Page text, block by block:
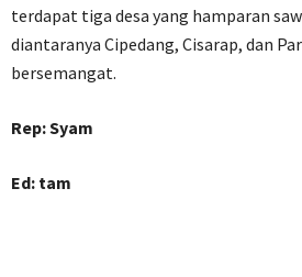
terdapat tiga desa yang hamparan
diantaranya Cipedang, Cisarap, dan
bersemangat.
Rep: Syam
Ed: tam